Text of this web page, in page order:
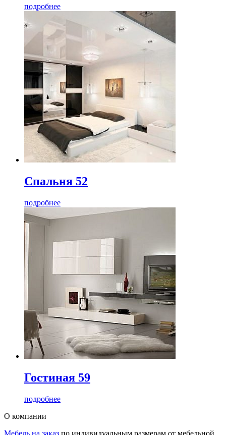
подробнее
Спальня 52
подробнее
Гостиная 59
подробнее
О компании
Мебель на заказ по индивидуальным размерам от мебельной